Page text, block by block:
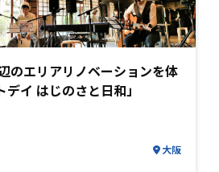
のエリアリノベーションを体
イ はじのさと日和」
大阪